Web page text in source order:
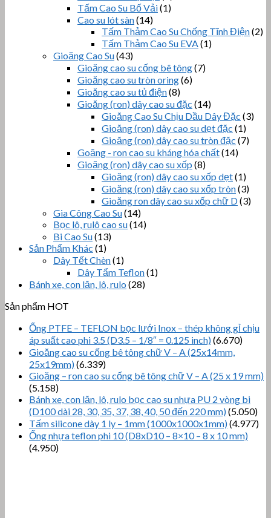
Tấm Cao Su Bố Vải(1)
Cao su lót sàn(14)
Tấm Thảm Cao Su Chống Tĩnh Điện(2)
Tấm Thảm Cao Su EVA(1)
Gioăng Cao Su(43)
Gioăng cao su cống bê tông(7)
Gioăng cao su tròn oring(6)
Gioăng cao su tủ điện(8)
Gioăng (ron) dây cao su đặc (14)
Gioăng Cao Su Chịu Dầu Dây Đặc (3)
Gioăng (ron) dây cao su dẹt đặc (1)
Gioăng (ron) dây cao su tròn đặc (7)
Goăng - ron cao su kháng hóa chất(14)
Gioăng (ron) dây cao su xốp (8)
Gioăng (ron) dây cao su xốp dẹt(1)
Gioăng (ron) dây cao su xốp tròn(3)
Gioăng ron dây cao su xốp chữ D(3)
Gia Công Cao Su(14)
Bọc lô, rulô cao su(14)
Bi Cao Su(13)
Sản Phẩm Khác (1)
Dây Tết Chèn(1)
Dây Tẩm Teflon(1)
Bánh xe, con lăn, lô, rulo (28)
Sản phẩm HOT
Ống PTFE – TEFLON bọc lưới Inox – thép không gỉ chịu
áp suất cao phi 3.5 (D3.5 – 1/8″ = 0.125 inch)(6.670)
Gioăng cao su cống bê tông chữ V – A (25x14mm,
25x19mm)(6.339)
Gioăng – ron cao su cống bê tông chữ V – A (25 x 19 mm)
(5.158)
Bánh xe, con lăn, lô, rulo bọc cao su nhựa PU 2 vòng bi
(D100 dài 28, 30, 35, 37, 38, 40, 50 đến 220 mm)(5.050)
Tấm silicone dày 1 ly – 1mm (1000x1000x1mm)(4.977)
Ống nhựa teflon phi 10 (D8xD10 – 8×10 – 8 x 10 mm)
(4.950)